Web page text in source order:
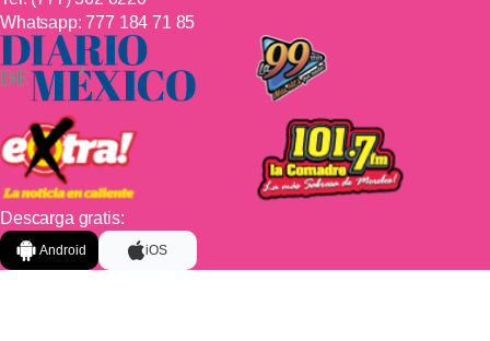
Whatsapp:777 184 71 85
Descarga gratis:
Android iOS